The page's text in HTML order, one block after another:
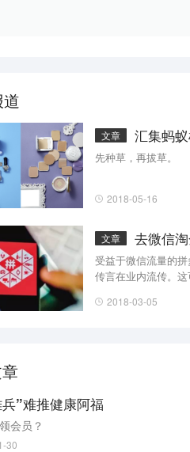
文章 汇集蚂
先种草，再拔草。
2018-05-16
文章 去微信
受益于微信流量的
传言在业内流传。这
2018-03-05
”难推健康阿福
会员？
30